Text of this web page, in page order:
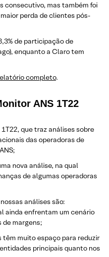
consecutivo, mas também foi
perda de clientes pós-
de participação de
enquanto a Claro tem
completo.
ANS 1T22
que traz análises sobre
das operadoras de
nova análise, na qual
de algumas operadoras
análises são:
ainda enfrentam um cenário
margens;
têm muito espaço para reduzir
principais quanto nos